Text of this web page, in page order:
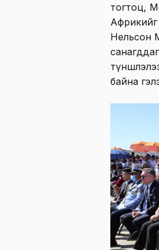
тогтоц,
Африкийг
Нельсон
байна